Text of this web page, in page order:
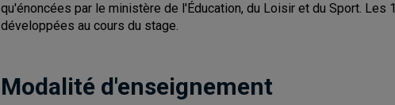
qu'énoncées par le ministère de l'Éducation, du Loisir et du Sport. Les
développées au cours du stage.
Modalité d'enseignement